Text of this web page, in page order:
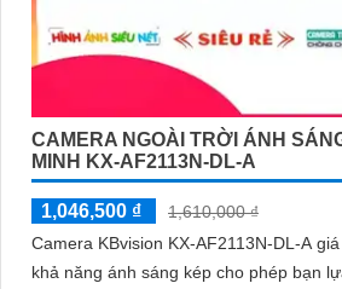
CAMERA NGOÀI TRỜI ÁNH
MINH KX-AF2113N-DL-A
1,046,500 ₫
1,610,000 ₫
Camera KBvision KX-AF2113N-DL-A
khả năng ánh sáng kép cho phép bạn